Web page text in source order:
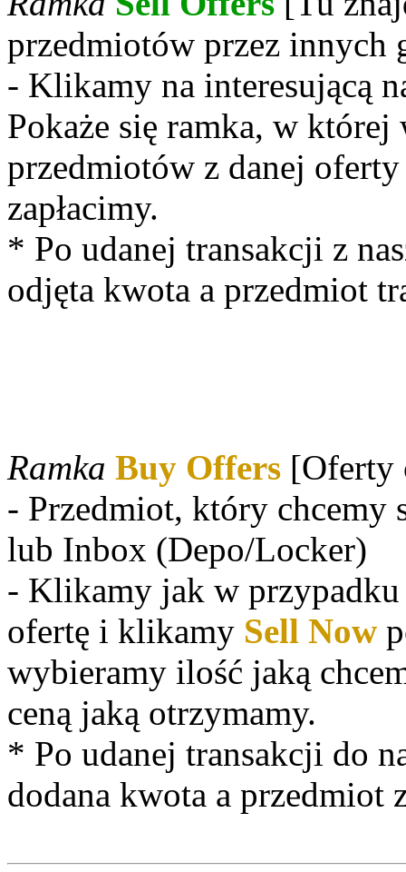
przedmiotów przez innych
- Klikamy na interesującą
Pokaże się ramka, w
przedmiotów z danej oferty
zapłacimy.
* Po udanej transakcji z
odjęta kwota a przedmiot
Ramka Buy Offers [Oferty
- Przedmiot, który chcemy
lub Inbox (Depo/Locker)
- Klikamy jak w przypadku
ofertę i klikamy Sell Now
wybieramy ilość jaką
ceną jaką otrzymamy.
* Po udanej transakcji do
dodana kwota a przedmiot